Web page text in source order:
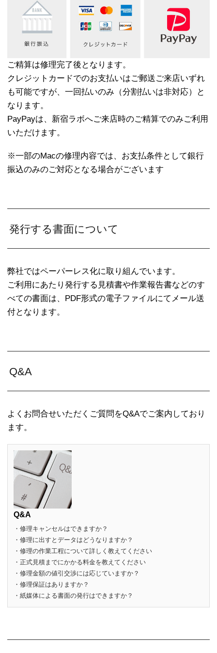
ご精算は修理完了後となります。
クレジットカードでのお支払いはご郵送ご来店いずれ
も可能ですが、一回払いのみ（分割払いは非対応）と
なります。
PayPayは、新宿ラボへご来店時のご精算でのみご利用
いただけます。
※一部のMacの修理内容では、お支払条件として銀行
振込のみのご対応となる場合がございます
発行する書面について
弊社ではペーパーレス化に取り組んでいます。
ご利用にあたり発行する見積書や作業報告書などのす
べての書面は、PDF形式の電子ファイルにてメール送
付となります。
Q&A
よくお問合せいただくご質問をQ&Aでご案内しており
ます。
Q&A
・修理キャンセルはできますか？
・修理に出すとデータはどうなりますか？
・修理の作業工程について詳しく教えてください
・正式見積までにかかる料金を教えてください
・修理金額の値引交渉には応じていますか？
・修理保証はありますか？
・紙媒体による書面の発行はできますか？